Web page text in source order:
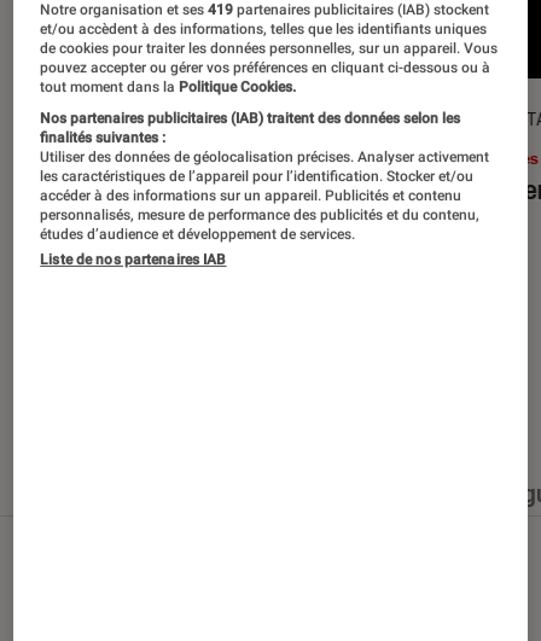
Les best-sellers à lire cet été
SÉLECTION
Livres / BD • 15 juin 2026
Le
Livres
Sélections et
Notre organisation et ses419 partenaires publicitaires (IAB) stockent
et/ou accèdent à des informations, telles que les identifiants uniques
de cookies pour traiter les données personnelles, sur un appareil. Vous
pouvez accepter ou gérer vos préférences en cliquant ci-dessous ou à
tout moment dans la Politique Cookies.
Nos partenaires publicitaires (IAB) traitent des données selon les
finalités suivantes :
Utiliser des données de géolocalisation précises. Analyser activement
les caractéristiques de l’appareil pour l’identification. Stocker et/ou
accéder à des informations sur un appareil. Publicités et contenu
personnalisés, mesure de performance des publicités et du contenu,
études d’audience et développement de services.
Liste de nos partenaires IAB